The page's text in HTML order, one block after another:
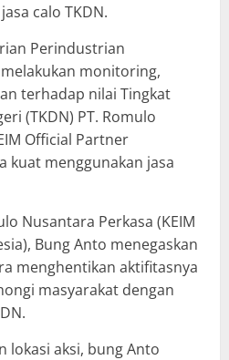
calo TKDN.
Perindustrian
melakukan monitoring,
terhadap nilai Tingkat
(TKDN) PT. Romulo
Official Partner
kuat menggunakan jasa
Nusantara Perkasa (KEIM
Bung Anto menegaskan
menghentikan aktifitasnya
masyarakat dengan
lokasi aksi, bung Anto